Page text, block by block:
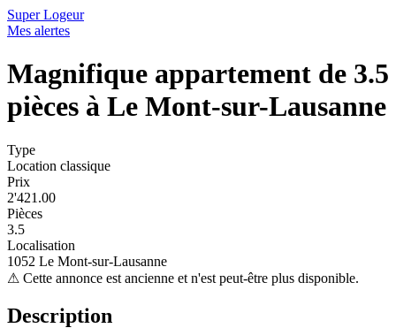
Super Logeur
Mes alertes
Magnifique appartement de 3.5
pièces à Le Mont-sur-Lausanne
Type
Location classique
Prix
2'421.00
Pièces
3.5
Localisation
1052 Le Mont-sur-Lausanne
⚠ Cette annonce est ancienne et n'est peut-être plus disponible.
Description